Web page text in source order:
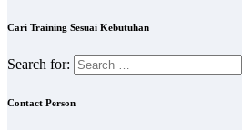
Cari Training Sesuai Kebutuhan
Search for:
Contact Person